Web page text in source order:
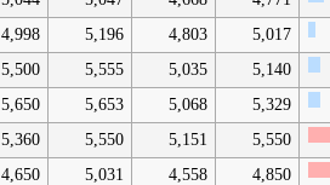
4,998 5,196 4,803 5,017
5,500 5,555 5,035 5,140
5,650 5,653 5,068 5,329
5,360 5,550 5,151 5,550
4,650 5,031 4,558 4,850